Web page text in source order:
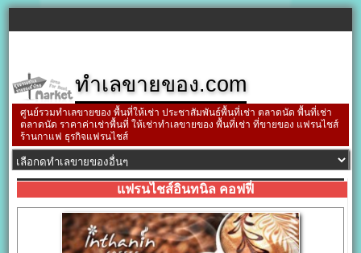
ทำเลขายของ.com
ศูนย์รวมทำเลขายของ พื้นที่ให้เช่า ประชาสัมพันธ์พื้นที่เช่า ตลาดนัด พื้นที่เช่า
ตลาดนัด ราคาค่าเช่าพื้นที่ ให้เช่าทำเลขายของ พื้นที่เช่า ที่ขายของ แฟรนไชส์
ร้านกาแฟ ธุรกิจแฟรนไชส์
แฟรนไชส์อินทนิล คอฟฟี่